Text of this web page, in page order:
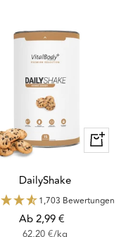
DailyShake
1,703 Bewertungen
Angebotspreis
Ab 2,99 €